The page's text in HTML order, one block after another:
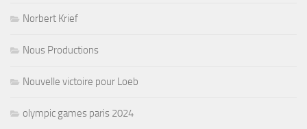
Norbert Krief
Nous Productions
Nouvelle victoire pour Loeb
olympic games paris 2024